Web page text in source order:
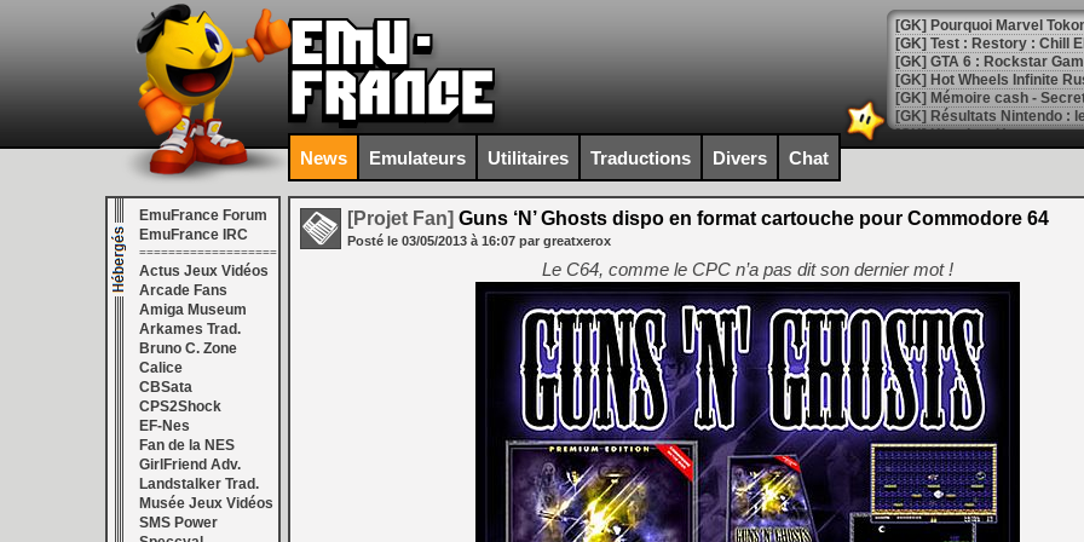
[GK] Pourquoi Marvel
[GK] Test : Restory : Chill
[GK] GTA 6 : Rockstar
[GK] Hot Wheels Infinite
[GK] Mémoire cash -
[GK] Résultats Nintendo :
[GK] Déjà des
[Mo5] Brickboy cherche à
[GK] Minecraft et ses «
[GK] Beast of
[GK] Ubisoft : fin de partie
[GK] Mémoire cash -
[GK] Dan Houser (GTA)
[GK] Comment EA Sports
[GK] Crimson Moon : un
[GK] Isle of Reveries : le
[GK] Moonlighter 2 : The
[GK] Capcom relance
[Mo5] Deux inédits du
[GK] Le beat'em up The
[GK] Endless Legend 2 :
News Emulateurs Utilitaires Traductions Divers Chat
EmuFrance Forum
EmuFrance IRC
===================
Actus Jeux Vidéos
Arcade Fans
Amiga Museum
Arkames Trad.
Bruno C. Zone
Calice
CBSata
CPS2Shock
EF-Nes
Fan de la NES
GirlFriend Adv.
Landstalker Trad.
Musée Jeux Vidéos
SMS Power
[Projet Fan] Guns ‘N’ Ghosts dispo en format cartouche pour Commodore 64
Posté le 03/05/2013 à 16:07 par greatxerox
Le C64, comme le CPC n’a pas dit son dernier mot !